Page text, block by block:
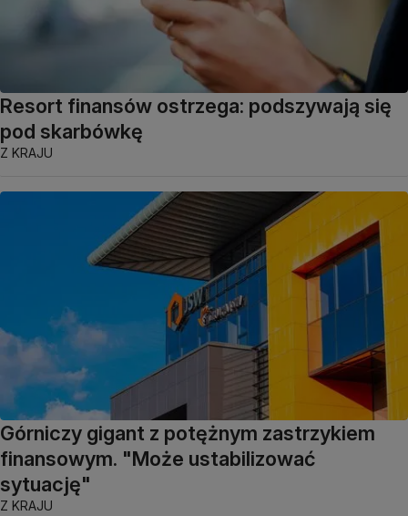
Resort finansów ostrzega: podszywają się
pod skarbówkę
Z KRAJU
Górniczy gigant z potężnym zastrzykiem
finansowym. "Może ustabilizować
sytuację"
Z KRAJU